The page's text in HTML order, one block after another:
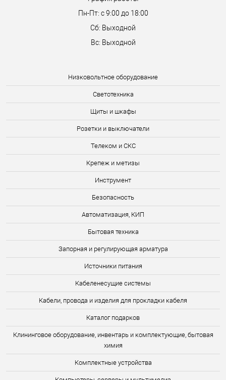
Низковольтное оборудование
Светотехника
Щиты и шкафы
Розетки и выключатели
Телеком и СКС
Крепеж и метизы
Инструмент
Безопасность
Автоматизация, КИП
Бытовая техника
Запорная и регулирующая арматура
Источники питания
Кабеленесущие системы
Кабели, провода и изделия для прокладки кабеля
Каталог подарков
Клининговое оборудование, инвентарь и комплектующие, бытовая
химия
Комплектные устройства
Пн-Пт: с 9:00 до 18:00
Сб: Выходной
Вс: Выходной